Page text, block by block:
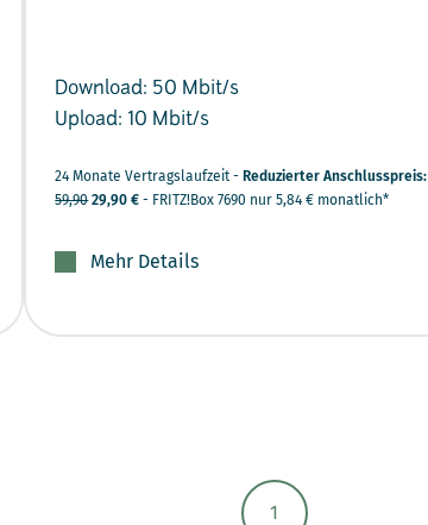
Download: 50 Mbit/s
Upload: 10 Mbit/s
24 Monate Vertragslaufzeit - Reduzierter Anschlusspreis:
59,90 29,90 € - FRITZ!Box 7690 nur 5,84 € monatlich*
Mehr Details
1